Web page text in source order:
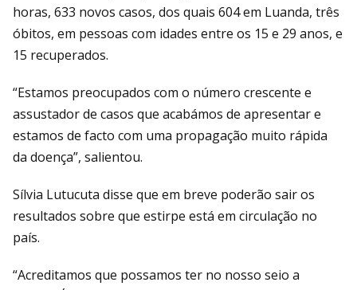
horas, 633 novos casos, dos quais 604 em Luanda, três
óbitos, em pessoas com idades entre os 15 e 29 anos, e
15 recuperados.
“Estamos preocupados com o número crescente e
assustador de casos que acabámos de apresentar e
estamos de facto com uma propagação muito rápida
da doença”, salientou.
Sílvia Lutucuta disse que em breve poderão sair os
resultados sobre que estirpe está em circulação no
país.
“Acreditamos que possamos ter no nosso seio a